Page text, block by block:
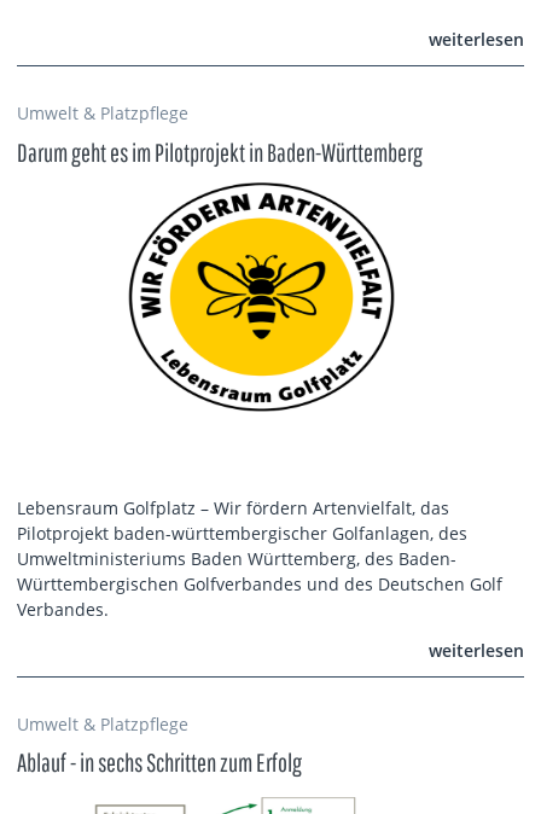
weiterlesen
Umwelt & Platzpflege
Darum geht es im Pilotprojekt in Baden-Württemberg
Lebensraum Golfplatz – Wir fördern Artenvielfalt, das
Pilotprojekt baden-württembergischer Golfanlagen, des
Umweltministeriums Baden Württemberg, des Baden-
Württembergischen Golfverbandes und des Deutschen Golf
Verbandes.
weiterlesen
Umwelt & Platzpflege
Ablauf - in sechs Schritten zum Erfolg